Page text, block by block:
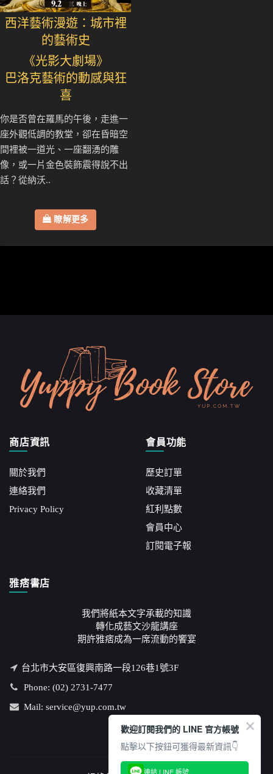
西洋藝術漫遊：城市裡
的藝術史
《光影大劇場》
巴洛克藝術的動感與狂
喜
你是否曾在羅馬的午後，走進一
座外觀低調的教堂，卻在昏暗空
間裡被一道光、一座翻湧的雕
像，或一片金色裝飾震得說不出
話？從納沃..
瞭解更多
商店資訊
關於我們
連絡我們
Privacy Policy
會員功能
歷史訂單
收藏清單
紅利點數
會員中心
訂閱電子報
雅痞書店
我們將紙本文字承載的知識
轉化成藝文沙龍講座
期許雅痞成為一席流動的饗宴
台北市大安區復興南路一段126巷1號3F
Phone: (02) 2731-7477
Mail: service@yup.com.tw
歡迎訂閱我們的 LINE 官方帳號
點擊以下按鈕可獲得最新資訊👇
連結 LINE 帳號